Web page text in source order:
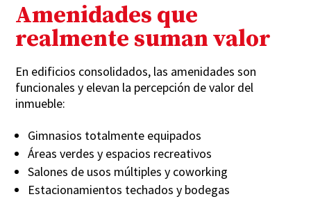
Amenidades que
realmente suman valor
En edificios consolidados, las amenidades son
funcionales y elevan la percepción de valor del
inmueble:
Gimnasios totalmente equipados
Áreas verdes y espacios recreativos
Salones de usos múltiples y coworking
Estacionamientos techados y bodegas